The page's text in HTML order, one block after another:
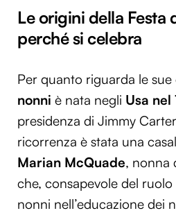
Le origini della Festa
perché si celebra
Per quanto riguarda le sue
nonni è nata negli Usa nel
presidenza di Jimmy
ricorrenza è stata una
Marian McQuade, nonna
che, consapevole del
nonni nell’educazione dei